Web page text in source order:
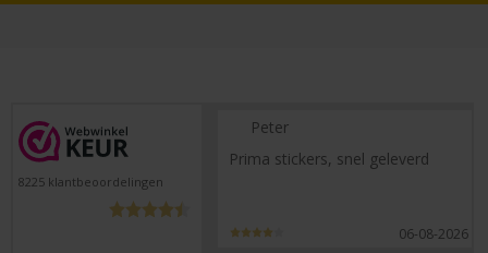
8225 klantbeoordelingen
Peter
Prima stickers, snel geleverd
06-08-2026